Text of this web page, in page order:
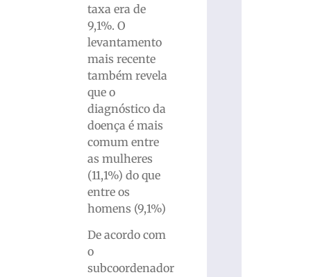
taxa era de
9,1%. O
levantamento
mais recente
também revela
que o
diagnóstico da
doença é mais
comum entre
as mulheres
(11,1%) do que
entre os
homens (9,1%)
De acordo com
o
subcoordenador